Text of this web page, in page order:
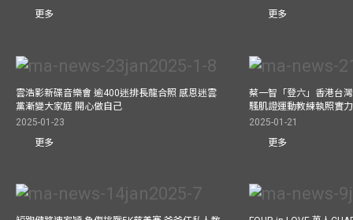
更多
更多
雲浩影新碟音樂會 逾400迷排長龍合照 感恩迷雲
黨漸變大家庭 開心做自己
2025-01-23
更多
蔡一智「登六」香港台
騷肌證運動教練執照實
2025-01-21
更多